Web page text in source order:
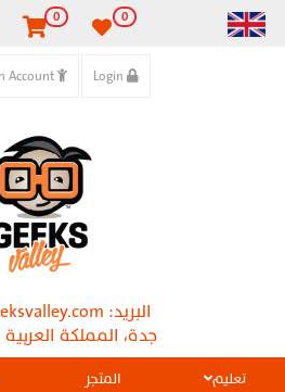
البريد:
جدة، المملكة
تعليم المتجر
0
0